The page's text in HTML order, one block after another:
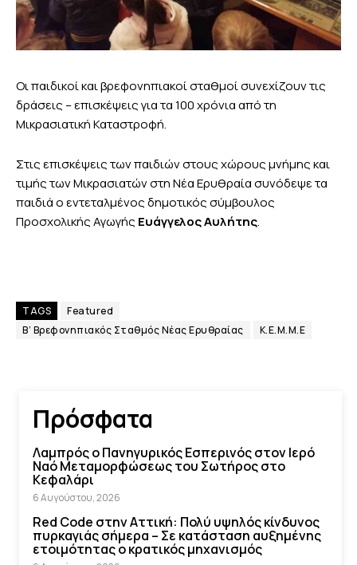
Οι παιδικοί και βρεφονηπιακοί σταθμοί συνεχίζουν τις
δράσεις – επισκέψεις για τα 100 χρόνια από τη
Μικρασιατική Καταστροφή.
Στις επισκέψεις των παιδιών στους χώρους μνήμης και
τιμής των Μικρασιατών στη Νέα Ερυθραία συνόδεψε τα
παιδιά ο εντεταλμένος δημοτικός σύμβουλος
Προσχολικής Αγωγής Ευάγγελος Αυλήτης.
TAGS
Featured
Β’ Βρεφονηπιακός Σταθμός Νέας Ερυθραίας
Κ.Ε.Μ.Μ.Ε
Πρόσφατα
Λαμπρός ο Πανηγυρικός Εσπερινός στον Ιερό
Ναό Μεταμορφώσεως του Σωτήρος στο
Κεφαλάρι
6 Αυγούστου, 2026
Red Code στην Αττική: Πολύ υψηλός κίνδυνος
πυρκαγιάς σήμερα – Σε κατάσταση αυξημένης
ετοιμότητας ο κρατικός μηχανισμός